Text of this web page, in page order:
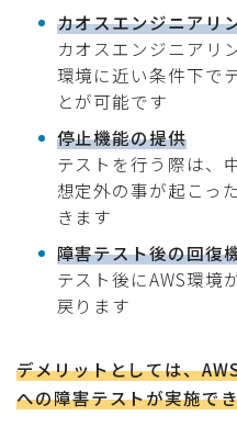
カオスエンジニアリ
カオスエンジニアリ
環境に近い条件下で
とが可能です
停止機能の提供
テストを行う際は、
想定外の事が起こっ
きます
障害テスト後の回復
テスト後にAWS環境
戻ります
デメリットとしては、
への障害テストが実施で